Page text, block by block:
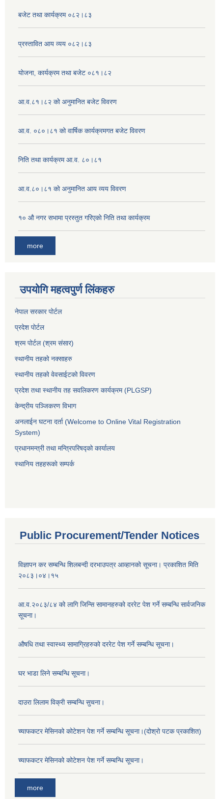
बजेट तथा कार्यक्रम ०८२।८३
प्रस्तावित आय व्यय ०८२।८३
योजना, कार्यक्रम तथा बजेट ०८१।८२
आ.व.८१।८२ को अनुमानित बजेट विवरण
आ.व. ०८०।८१ को वार्षिक कार्यक्रमगत बजेट विवरण
निति तथा कार्यक्रम आ.व. ८०।८१
आ.व.८०।८१ को अनुमानित आय व्यय विवरण
१० औ नगर सभामा प्रस्तुत गरिएकाे निति तथा कार्यक्रम
more
उपयोगि महत्वपुर्ण लिंकहरु
नेपाल सरकार पोर्टल
प्रदेश पोर्टल
श्रम पोर्टल (श्रम संसार)
स्थानीय तहको नक्साहरु
स्थानीय तहको वेवसाईटको विवरण
प्रदेश तथा स्थानीय तह सवलिकरण कार्यक्रम (PLGSP)
केन्द्रीय पञ्जिकरण विभाग
अनलाईन घटना दर्ता (Welcome to Online Vital Registration
System)
प्रधानमन्त्री तथा मन्त्रिपरिषद्को कार्यालय
स्थानिय तहहरूकाे सम्पर्क
Public Procurement/Tender Notices
विज्ञापन कर सम्बन्धि शिलबन्दी दरभाउपत्र आव्हानको सूचना। प्रकाशित मिति
२०८३।०४।१५
आ.व.२०८३/८४ को लागि जिन्सि सामानहरुको दररेट पेश गर्ने सम्बन्धि सार्वजनिक
सूचना।
औषधि तथा स्वास्थ्य सामाग्रिहरुको दररेट पेश गर्ने सम्बन्धि सूचना।
घर भाडा लिने सम्बन्धि सूचना।
दाउरा लिलाम विक्री सम्बन्धि सुचना।
च्याफकटर मेसिनको कोटेशन पेश गर्ने सम्बन्धि सूचना।(दोश्रो पटक प्रकाशित)
च्याफकटर मेसिनको कोटेशन पेश गर्ने सम्बन्धि सूचना।
more